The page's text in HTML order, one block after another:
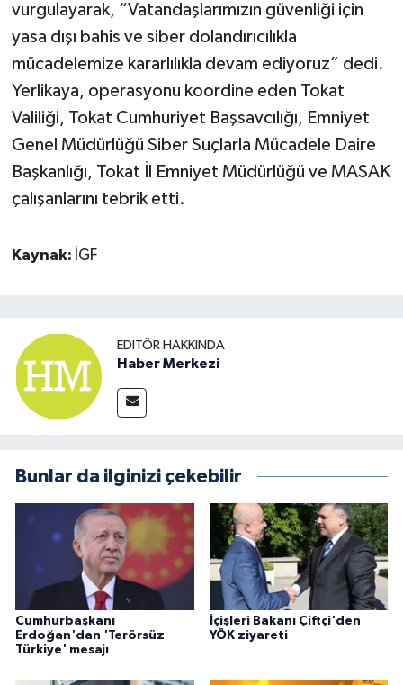
vurgulayarak, “Vatandaşlarımızın güvenliği için
yasa dışı bahis ve siber dolandırıcılıkla
mücadelemize kararlılıkla devam ediyoruz” dedi.
Yerlikaya, operasyonu koordine eden Tokat
Valiliği, Tokat Cumhuriyet Başsavcılığı, Emniyet
Genel Müdürlüğü Siber Suçlarla Mücadele Daire
Başkanlığı, Tokat İl Emniyet Müdürlüğü ve MASAK
çalışanlarını tebrik etti.
Kaynak: İGF
EDITÖR HAKKINDA
Haber Merkezi
Bunlar da ilginizi çekebilir
Cumhurbaşkanı
Erdoğan'dan 'Terörsüz
Türkiye' mesajı
İçişleri Bakanı Çiftçi'den
YÖK ziyareti